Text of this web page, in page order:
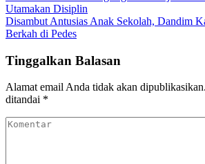
Utamakan Disiplin
Disambut Antusias Anak Sekolah, Dandim
Berkah di Pedes
Tinggalkan Balasan
Alamat email Anda tidak akan dipublikasikan.
ditandai *